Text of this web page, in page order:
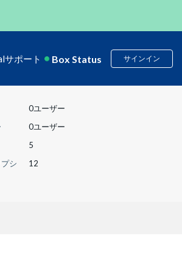
サポート Box Status サインイン
0ユーザー
0ユーザー
5
シ
12